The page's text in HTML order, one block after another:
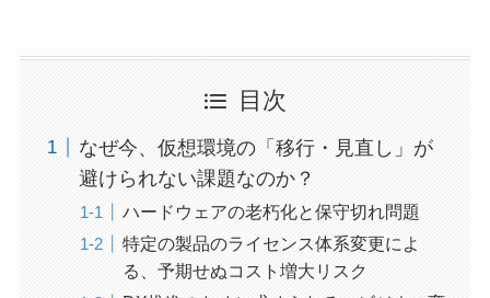
目次
なぜ今、仮想環境の「移行・見直し」が
避けられない課題なのか？
ハードウェアの老朽化と保守切れ問題
特定の製品のライセンス体系変更によ
る、予期せぬコスト増大リスク